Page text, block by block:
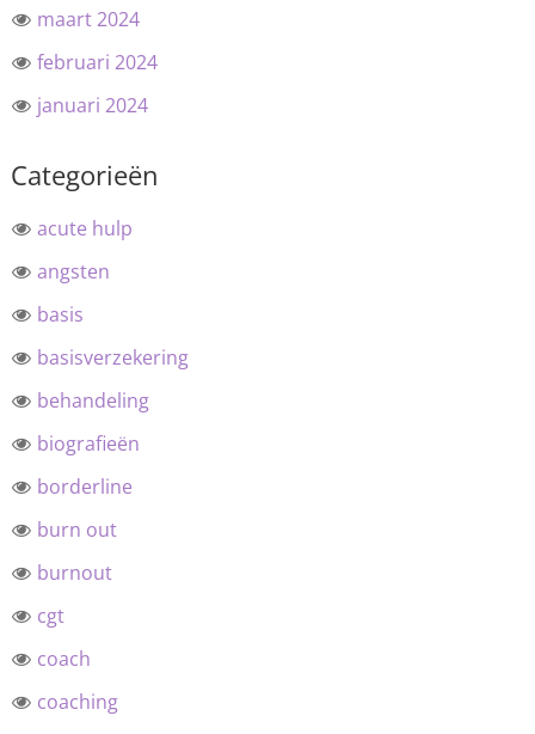
maart 2024
februari 2024
januari 2024
Categorieën
acute hulp
angsten
basis
basisverzekering
behandeling
biografieën
borderline
burn out
burnout
cgt
coach
coaching